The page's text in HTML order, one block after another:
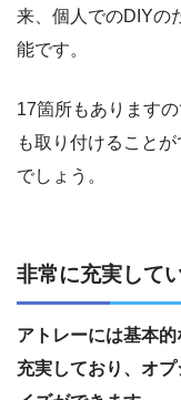
来、個人でのDIYの
能です。
17箇所もあります
も取り付けること
でしょう。
非常に充実して
アトレーには基本
充実しており、オ